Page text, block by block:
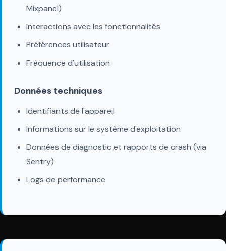
Mixpanel)
Interactions avec les fonctionnalités
Préférences utilisateur
Fréquence d'utilisation
Données techniques
Identifiants de l'appareil
Informations sur le système d'exploitation
Données de diagnostic et rapports de crash (via
Sentry)
Logs de performance